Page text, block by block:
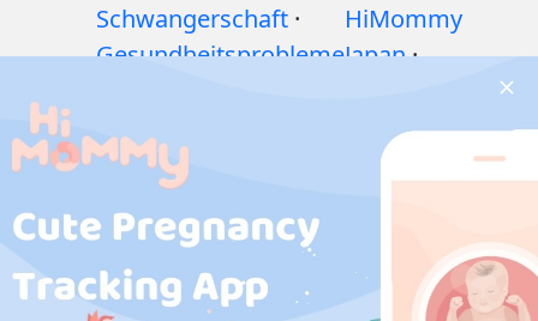
Schwangerschaft ·
Gesundheitsprobleme
Medikamente
während der
Schwangerschaft·
Gesundheitsprobleme
bei Babys·Artikel ·
HiMommy
Japan·
Korea